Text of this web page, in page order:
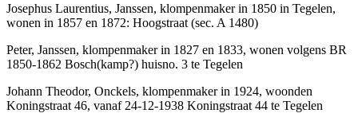
Josephus Laurentius, Janssen, klompenmaker in 1850 in Tegelen,
wonen in 1857 en 1872: Hoogstraat (sec. A 1480)
Peter, Janssen, klompenmaker in 1827 en 1833, wonen volgens BR
1850-1862 Bosch(kamp?) huisno. 3 te Tegelen
Johann Theodor, Onckels, klompenmaker in 1924, woonden
Koningstraat 46, vanaf 24-12-1938 Koningstraat 44 te Tegelen